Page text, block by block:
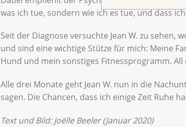
was ich tue, sondern wie ich es tue, und dass
Seit der Diagnose versuchte Jean W. zu sehen,
und sind eine wichtige Stütze für mich: Meine
Hund und mein sonstiges Fitnessprogramm.
Alle drei Monate geht Jean W. nun in die
sagen. Die Chancen, dass ich einige Zeit Ruhe
Text und Bild: Joëlle Beeler (Januar 2020)